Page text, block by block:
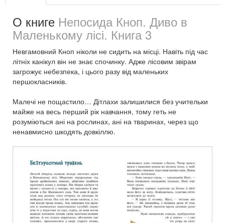
О книге Непосида Кноп. Диво в
Маленькому лісі. Книга 3
Невгамовний Кноп ніколи не сидить на місці. Навіть під час
літніх канікул він не знає спочинку. Адже лісовим звірам
загрожує небезпека, і цього разу від маленьких
першокласників.
Малечі не пощастило… Дітлахи залишилися без учительки
майже на весь перший рік навчання, тому геть не
розуміються ані на рослинах, ані на тваринах, через що
ненавмисно шкодять довкіллю.